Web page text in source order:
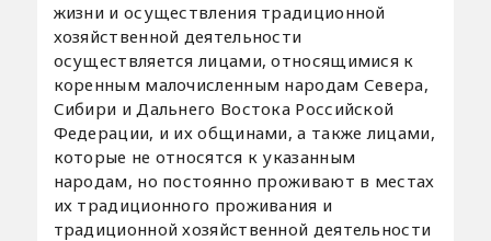
жизни и осуществления традиционной
хозяйственной деятельности
осуществляется лицами, относящимися к
коренным малочисленным народам Севера,
Сибири и Дальнего Востока Российской
Федерации, и их общинами, а также лицами,
которые не относятся к указанным
народам, но постоянно проживают в местах
их традиционного проживания и
традиционной хозяйственной деятельности